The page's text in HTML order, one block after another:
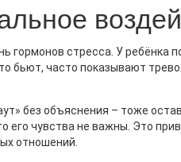
гормонов стресса. У ребёнка
бьют, часто показывают
без объяснения – тоже
его чувства не важны. Это
отношений.